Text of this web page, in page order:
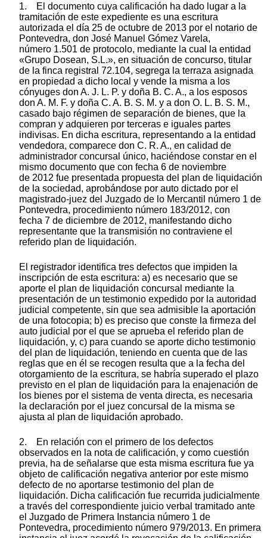
1. El documento cuya calificación ha dado lugar a la
tramitación de este expediente es una escritura
autorizada el día 25 de octubre de 2013 por el notario de
Pontevedra, don José Manuel Gómez Varela,
número 1.501 de protocolo, mediante la cual la entidad
«Grupo Dosean, S.L.», en situación de concurso, titular
de la finca registral 72.104, segrega la terraza asignada
en propiedad a dicho local y vende la misma a los
cónyuges don A. J. L. P. y doña B. C. A., a los esposos
don A. M. F. y doña C. A. B. S. M. y a don O. L. B. S. M.,
casado bajo régimen de separación de bienes, que la
compran y adquieren por terceras e iguales partes
indivisas. En dicha escritura, representando a la entidad
vendedora, comparece don C. R. A., en calidad de
administrador concursal único, haciéndose constar en el
mismo documento que con fecha 6 de noviembre
de 2012 fue presentada propuesta del plan de liquidación
de la sociedad, aprobándose por auto dictado por el
magistrado-juez del Juzgado de lo Mercantil número 1 de
Pontevedra, procedimiento número 183/2012, con
fecha 7 de diciembre de 2012, manifestando dicho
representante que la transmisión no contraviene el
referido plan de liquidación.
El registrador identifica tres defectos que impiden la
inscripción de esta escritura: a) es necesario que se
aporte el plan de liquidación concursal mediante la
presentación de un testimonio expedido por la autoridad
judicial competente, sin que sea admisible la aportación
de una fotocopia; b) es preciso que conste la firmeza del
auto judicial por el que se aprueba el referido plan de
liquidación, y, c) para cuando se aporte dicho testimonio
del plan de liquidación, teniendo en cuenta que de las
reglas que en él se recogen resulta que a la fecha del
otorgamiento de la escritura, se habría superado el plazo
previsto en el plan de liquidación para la enajenación de
los bienes por el sistema de venta directa, es necesaria
la declaración por el juez concursal de la misma se
ajusta al plan de liquidación aprobado.
2. En relación con el primero de los defectos
observados en la nota de calificación, y como cuestión
previa, ha de señalarse que esta misma escritura fue ya
objeto de calificación negativa anterior por este mismo
defecto de no aportarse testimonio del plan de
liquidación. Dicha calificación fue recurrida judicialmente
a través del correspondiente juicio verbal tramitado ante
el Juzgado de Primera Instancia número 1 de
Pontevedra, procedimiento número 979/2013. En primera